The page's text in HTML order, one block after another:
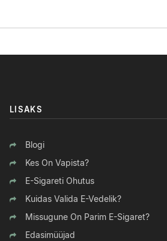
LISAKS
Blogi
Kes On Vapista?
E-Sigareti Ohutus
Kuidas Valida E-Vedelik?
Missugune On Parim E-Sigaret?
Edasimüüjad